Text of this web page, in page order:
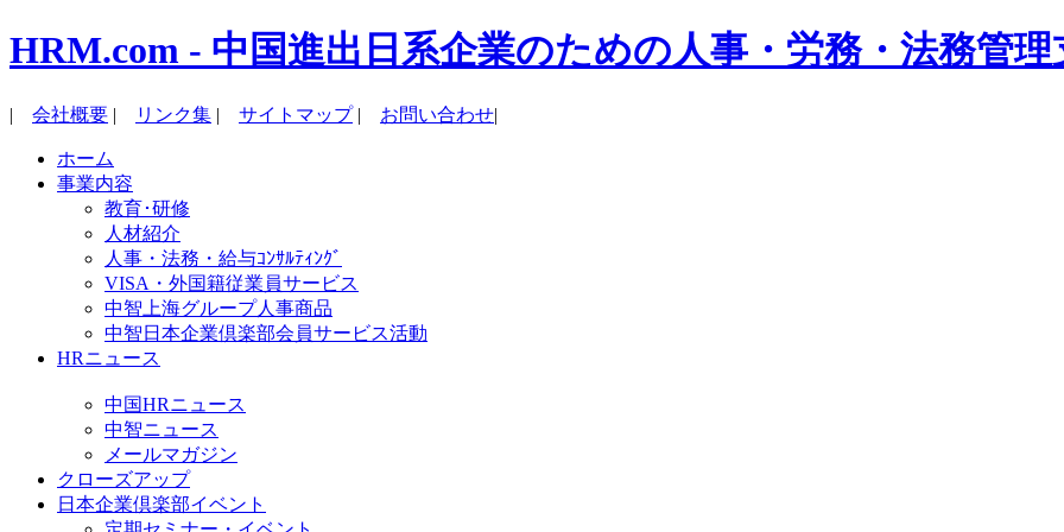
HRM.com - 中国進出日系企業のための人事・労務・法務管理
| 会社概要 | リンク集 | サイトマップ| お問い合わせ|
ホーム
事業内容
教育･研修
人材紹介
人事・法務・給与ｺﾝｻﾙﾃｨﾝｸﾞ
VISA・外国籍従業員サービス
中智上海グループ人事商品
中智日本企業倶楽部会員サービス活動
HRニュース
中国HRニュース
中智ニュース
メールマガジン
クローズアップ
日本企業倶楽部イベント